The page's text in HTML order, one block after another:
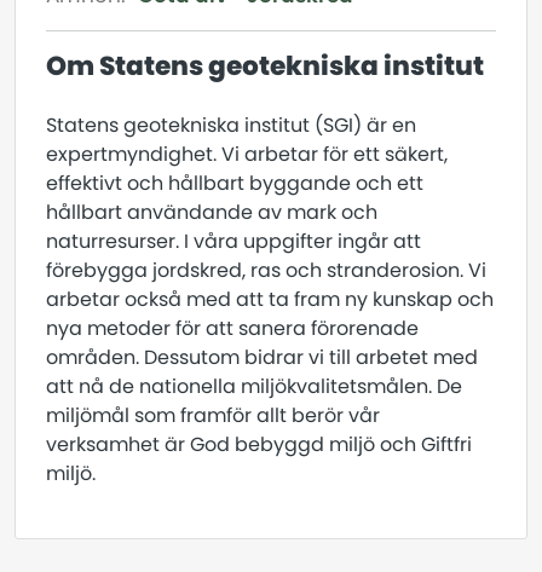
Om Statens geotekniska institut
Statens geotekniska institut (SGI) är en
expertmyndighet. Vi arbetar för ett säkert,
effektivt och hållbart byggande och ett
hållbart användande av mark och
naturresurser. I våra uppgifter ingår att
förebygga jordskred, ras och stranderosion. Vi
arbetar också med att ta fram ny kunskap och
nya metoder för att sanera förorenade
områden. Dessutom bidrar vi till arbetet med
att nå de nationella miljökvalitetsmålen. De
miljömål som framför allt berör vår
verksamhet är God bebyggd miljö och Giftfri
miljö.